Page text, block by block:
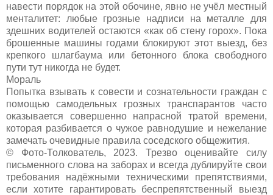
навести порядок на этой обочине, явно не учёл местный
менталитет: любые грозные надписи на металле для
здешних водителей остаются «как об стену горох». Пока
брошенные машины годами блокируют этот выезд, без
крепкого шлагбаума или бетонного блока свободного
пути тут никогда не будет.
Мораль
Попытка взывать к совести и сознательности граждан с
помощью самодельных грозных транспарантов часто
оказывается совершенно напрасной тратой времени,
которая разбивается о чужое равнодушие и нежелание
замечать очевидные правила соседского общежития.
© Фото-Толкователь, 2023. Трезво оценивайте силу
письменного слова на заборах и всегда дублируйте свои
требования надёжными техническими препятствиями,
если хотите гарантировать беспрепятственный выезд